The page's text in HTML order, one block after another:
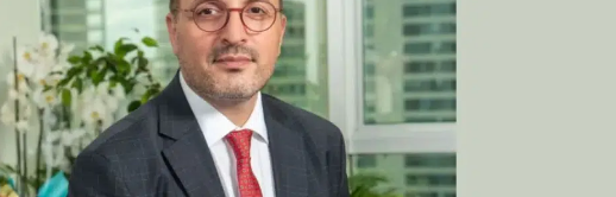
Bolu
Burdur
Bursa